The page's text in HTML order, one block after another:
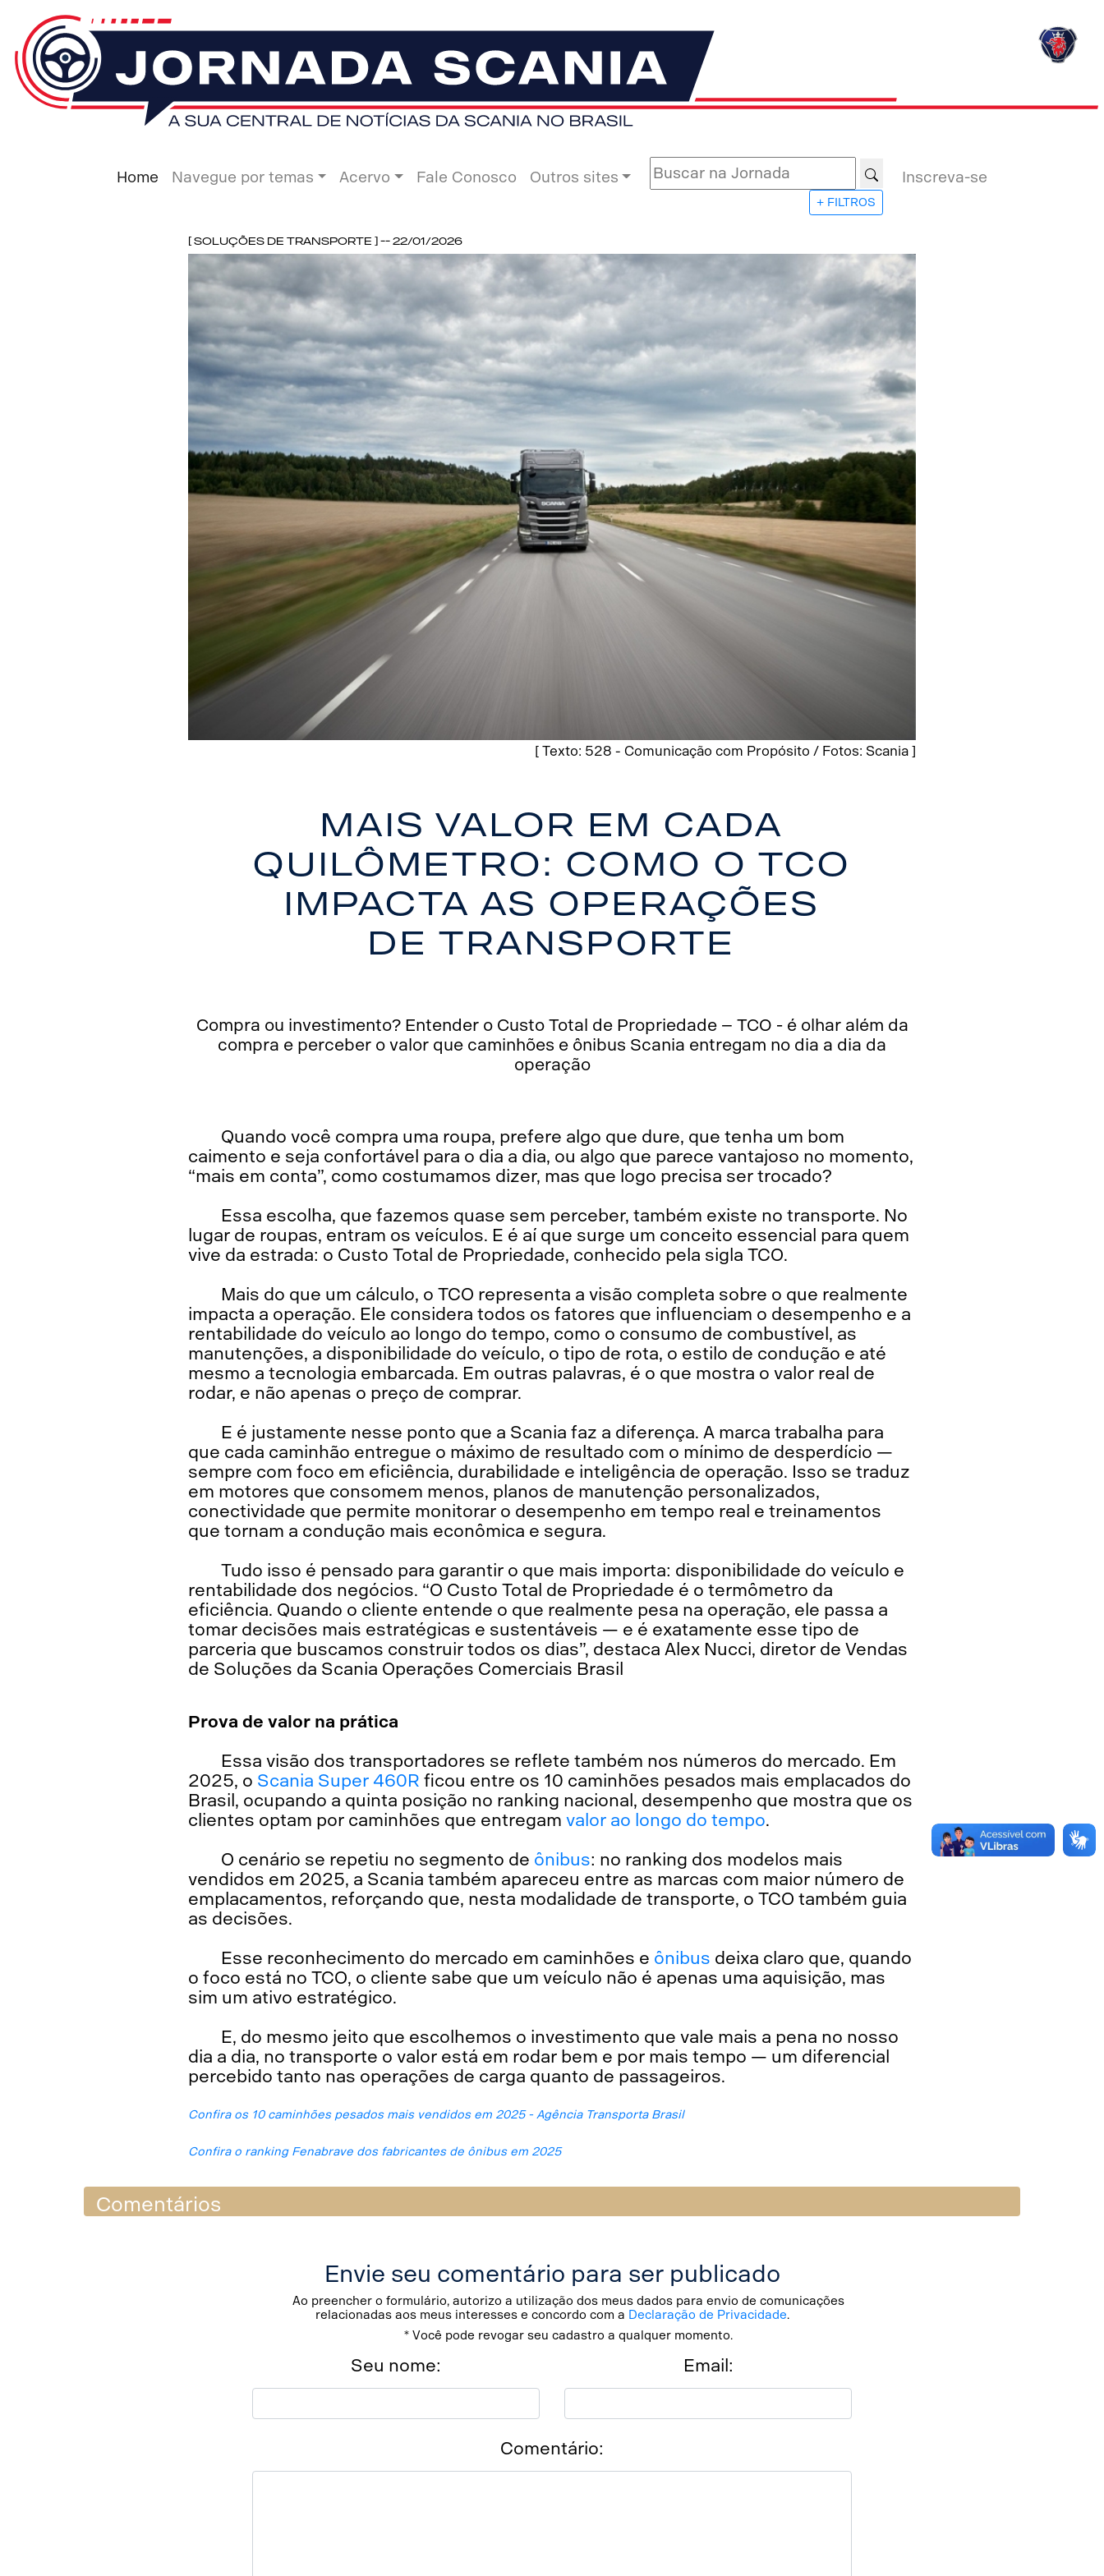
Home Navegue por temas Acervo Fale Conosco Outros sites
+ FILTROS
Inscreva-se
[ Soluções de Transporte ] -- 22/01/2026
[ Texto: 528 - Comunicação com Propósito / Fotos: Scania ]
Mais valor em cada
quilômetro: como o TCO
impacta as operações
de transporte
Compra ou investimento? Entender o Custo Total de Propriedade – TCO - é olhar além da
compra e perceber o valor que caminhões e ônibus Scania entregam no dia a dia da
operação
Quando você compra uma roupa, prefere algo que dure, que tenha um bom
caimento e seja confortável para o dia a dia, ou algo que parece vantajoso no momento,
“mais em conta”, como costumamos dizer, mas que logo precisa ser trocado?
Essa escolha, que fazemos quase sem perceber, também existe no transporte. No
lugar de roupas, entram os veículos. E é aí que surge um conceito essencial para quem
vive da estrada: o Custo Total de Propriedade, conhecido pela sigla TCO.
Mais do que um cálculo, o TCO representa a visão completa sobre o que realmente
impacta a operação. Ele considera todos os fatores que influenciam o desempenho e a
rentabilidade do veículo ao longo do tempo, como o consumo de combustível, as
manutenções, a disponibilidade do veículo, o tipo de rota, o estilo de condução e até
mesmo a tecnologia embarcada. Em outras palavras, é o que mostra o valor real de
rodar, e não apenas o preço de comprar.
E é justamente nesse ponto que a Scania faz a diferença. A marca trabalha para
que cada caminhão entregue o máximo de resultado com o mínimo de desperdício —
sempre com foco em eficiência, durabilidade e inteligência de operação. Isso se traduz
em motores que consomem menos, planos de manutenção personalizados,
conectividade que permite monitorar o desempenho em tempo real e treinamentos
que tornam a condução mais econômica e segura.
Tudo isso é pensado para garantir o que mais importa: disponibilidade do veículo e
rentabilidade dos negócios. “O Custo Total de Propriedade é o termômetro da
eficiência. Quando o cliente entende o que realmente pesa na operação, ele passa a
tomar decisões mais estratégicas e sustentáveis — e é exatamente esse tipo de
parceria que buscamos construir todos os dias”, destaca Alex Nucci, diretor de Vendas
de Soluções da Scania Operações Comerciais Brasil
Prova de valor na prática
Essa visão dos transportadores se reflete também nos números do mercado. Em
2025, o Scania Super 460R ficou entre os 10 caminhões pesados mais emplacados do
Brasil, ocupando a quinta posição no ranking nacional, desempenho que mostra que os
clientes optam por caminhões que entregam valor ao longo do tempo.
O cenário se repetiu no segmento de ônibus: no ranking dos modelos mais
vendidos em 2025, a Scania também apareceu entre as marcas com maior número de
emplacamentos, reforçando que, nesta modalidade de transporte, o TCO também guia
as decisões.
Esse reconhecimento do mercado em caminhões e ônibus deixa claro que, quando
o foco está no TCO, o cliente sabe que um veículo não é apenas uma aquisição, mas
sim um ativo estratégico.
E, do mesmo jeito que escolhemos o investimento que vale mais a pena no nosso
dia a dia, no transporte o valor está em rodar bem e por mais tempo — um diferencial
percebido tanto nas operações de carga quanto de passageiros.
Confira os 10 caminhões pesados mais vendidos em 2025 - Agência Transporta Brasil
Confira o ranking Fenabrave dos fabricantes de ônibus em 2025
Comentários
Envie seu comentário para ser publicado
Ao preencher o formulário, autorizo a utilização dos meus dados para envio de comunicações
relacionadas aos meus interesses e concordo com a Declaração de Privacidade.
* Você pode revogar seu cadastro a qualquer momento.
Seu nome: Email:
Comentário: